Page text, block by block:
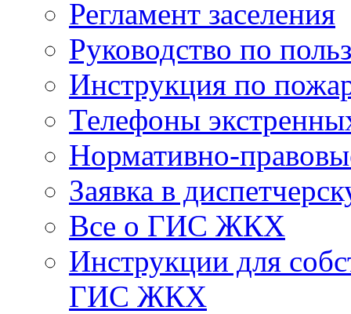
Регламент заселения
Руководство по
Инструкция по
Телефоны
Нормативно-
Заявка в
Все о ГИС ЖКХ
Инструкции для
ГИС ЖКХ